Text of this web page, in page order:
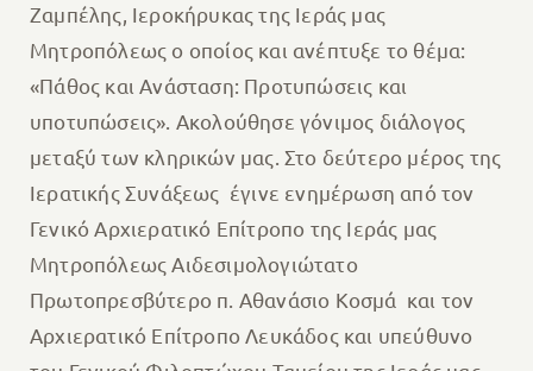
Ζαμπέλης, Ιεροκήρυκας της Ιεράς μας
Μητροπόλεως ο οποίος και ανέπτυξε το θέμα:
«Πάθος και Ανάσταση: Προτυπώσεις και
υποτυπώσεις». Ακολούθησε γόνιμος διάλογος
μεταξύ των κληρικών μας. Στο δεύτερο μέρος της
Ιερατικής Συνάξεως έγινε ενημέρωση από τον
Γενικό Αρχιερατικό Επίτροπο της Ιεράς μας
Μητροπόλεως Αιδεσιμολογιώτατο
Πρωτοπρεσβύτερο π. Αθανάσιο Κοσμά και τον
Αρχιερατικό Επίτροπο Λευκάδος και υπεύθυνο